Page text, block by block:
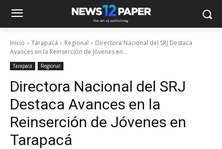
Inicio Tarapacá Regional
Directora Nacional del SRJ Destaca
Avances en la Reinserción de Jóvenes en...
Tarapacá Regional
Directora Nacional del SRJ
Destaca Avances en la
Reinserción de Jóvenes en
Tarapacá